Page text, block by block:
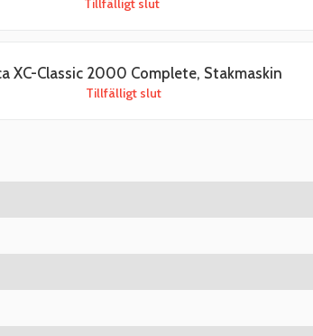
Tillfälligt slut
XC-Classic 2000 Complete, Stakmaskin
Tillfälligt slut